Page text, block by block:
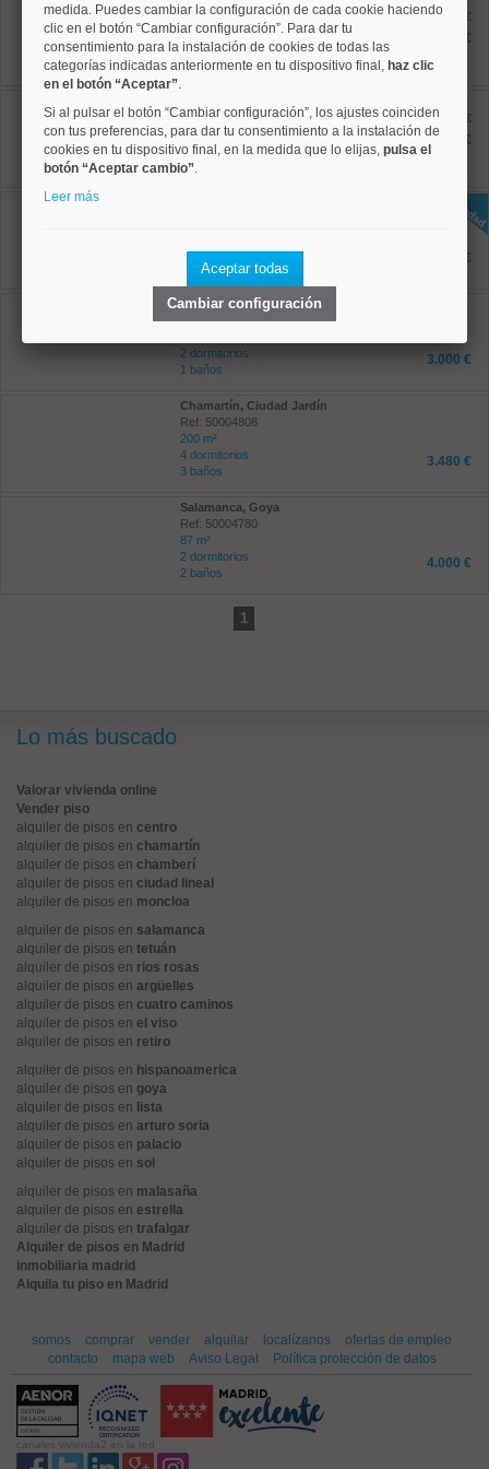
Ref: 50004558
101 m²
2 dormitorios
2 baños
antes 2.800 €
2.400 €
Ref: 50004726
130 m²
2 dormitorios
2 baños
antes 2.950 €
2.500 €
2 dormitorios
2 baños
3.000 €
Tetuán, Cuatro Caminos
Ref: 50004227
2 dormitorios
1 baños
3.000 €
Chamartín, Ciudad Jardín
Ref: 50004808
200 m²
4 dormitorios
3 baños
3.480 €
Salamanca, Goya
Ref: 50004780
87 m²
2 dormitorios
2 baños
4.000 €
1
Lo más buscado
Valorar vivienda online
Vender piso
alquiler de pisos en centro
alquiler de pisos en chamartín
alquiler de pisos en chamberí
alquiler de pisos en ciudad lineal
alquiler de pisos en moncloa
alquiler de pisos en salamanca
alquiler de pisos en tetuán
alquiler de pisos en rios rosas
alquiler de pisos en argüelles
alquiler de pisos en cuatro caminos
alquiler de pisos en el viso
alquiler de pisos en retiro
alquiler de pisos en hispanoamerica
alquiler de pisos en goya
alquiler de pisos en lista
alquiler de pisos en arturo soria
alquiler de pisos en palacio
alquiler de pisos en sol
alquiler de pisos en malasaña
alquiler de pisos en estrella
alquiler de pisos en trafalgar
Alquiler de pisos en Madrid
inmobiliaria madrid
Alquila tu piso en Madrid
somos comprar vender alquilar localízanos
ofertas de empleo
contacto
mapa web Aviso Legal Política protección de datos
canales vivienda2 en la red
medida. Puedes cambiar la configuración de cada cookie haciendo
clic en el botón “Cambiar configuración”. Para dar tu
consentimiento para la instalación de cookies de todas las
categorías indicadas anteriormente en tu dispositivo final, haz clic
en el botón “Aceptar”.
Si al pulsar el botón “Cambiar configuración”, los ajustes coinciden
con tus preferencias, para dar tu consentimiento a la instalación de
cookies en tu dispositivo final, en la medida que lo elijas, pulsa el
botón “Aceptar cambio”.
Leer más
Aceptar todas
Cambiar configuración